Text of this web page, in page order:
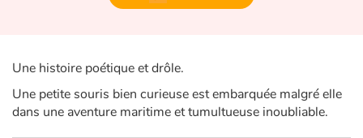
Voyage, épopée, enquête, aventure
Autour du monde
Une histoire poétique et drôle.
Une petite souris bien curieuse est embarquée malgré elle
dans une aventure maritime et tumultueuse inoubliable.